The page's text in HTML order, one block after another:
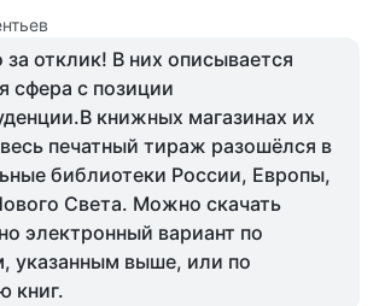
за отклик! В них описывается
сфера с позиции
книжных магазинах их
весь печатный тираж разошёлся в
библиотеки России, Европы,
Света. Можно скачать
электронный вариант по
указанным выше, или по
книг.